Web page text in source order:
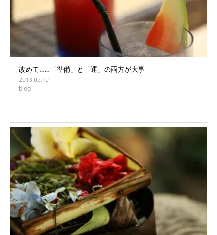
改めて……「準備」と「運」の両方が大事
2013.05.10
blog